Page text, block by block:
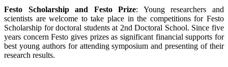
Festo Scholarship and Festo Prize: Young researchers and
scientists are welcome to take place in the competitions for Festo
Scholarship for doctoral students at 2nd Doctoral School. Since five
years concern Festo gives prizes as significant financial supports for
best young authors for attending symposium and presenting of their
research results.